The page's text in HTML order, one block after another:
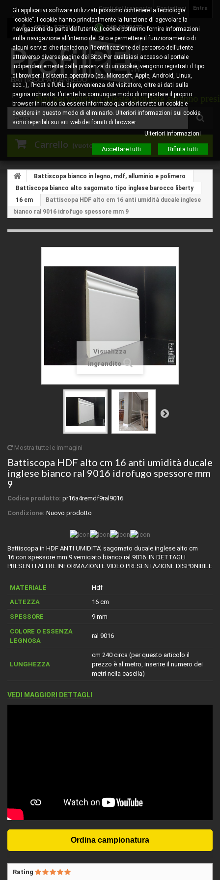
Entra
Contattaci
Costi del trasporto
0522 - 578310 345.8829473
Carrello (vuoto)
ordini pervenuti in queste giornate saranno presi
Battiscopa bianco in legno, mdf, alluminio e polimero
Battiscopa bianco alto sagomato tipo inglese barocco liberty
16 cm
Battiscopa HDF alto cm 16 anti umidità ducale inglese
bianco ral 9016 idrofugo spessore mm 9
Visualizza
ingrandito
Mostra tutte le immagini
Battiscopa HDF alto cm 16 anti umidità ducale
inglese bianco ral 9016 idrofugo spessore mm
9
Codice prodotto: pr16a4remdf9ral9016
Condizione: Nuovo prodotto
Battiscopa in HDF ANTI UMIDITA' sagomato ducale inglese alto cm
16 con spessore mm 9 verniciato bianco ral 9016. IN DETTAGLI
PRESENTI ALTRE INFORMAZIONI E VIDEO PRESENTAZIONE DISPONIBILE
MATERIALE
Hdf
ALTEZZA
16 cm
SPESSORE
9 mm
COLORE O ESSENZA
LEGNOSA
ral 9016
LUNGHEZZA
cm 240 circa (per questo articolo il
prezzo è al metro, inserire il numero dei
metri nella casella)
VEDI MAGGIORI DETTAGLI
Rating
Gli applicativi software utilizzati possono contenere la tecnologia
“cookie”. I cookie hanno principalmente la funzione di agevolare la
navigazione da parte dell’utente. I cookie potranno fornire informazioni
sulla navigazione all’interno del Sito e permettere il funzionamento di
alcuni servizi che richiedono l’identificazione del percorso dell’utente
attraverso diverse pagine del Sito. Per qualsiasi accesso al portale
indipendentemente dalla presenza di un cookie, vengono registrati il tipo
di browser il sistema operativo (es. Microsoft, Apple, Android, Linux,
ecc…), l’Host e l’URL di provenienza del visitatore, oltre ai dati sulla
pagina richiesta. L’utente ha comunque modo di impostare il proprio
browser in modo da essere informato quando ricevete un cookie e
decidere in questo modo di eliminarlo. Ulteriori informazioni sui cookie
sono reperibili sui siti web dei forniti di browser.
Ulteriori informazioni
Accettare tutti Rifiuta tutti